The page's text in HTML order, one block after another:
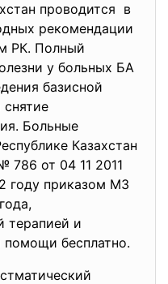
проводится в
рекомендации
РК. Полный
у больных БА
базисной
снятие
Больные
Казахстан
786 от 04 11 2011
году приказом МЗ
терапией и
помощи бесплатно.